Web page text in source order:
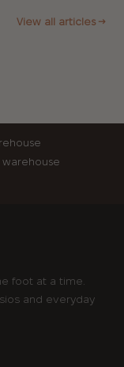
View all articles →
warehouse
foot at a time.
and everyday